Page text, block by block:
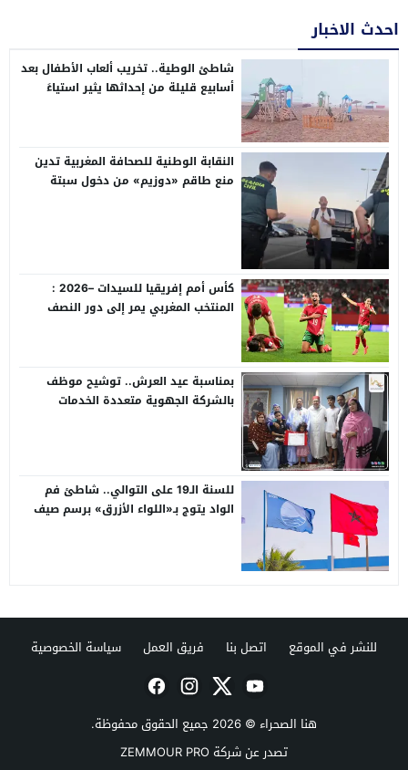
احدث الاخبار
شاطئ الوطية.. تخريب ألعاب الأطفال بعد
أسابيع قليلة من إحداثها يثير استياءً
النقابة الوطنية للصحافة المغربية تدين
منع طاقم «دوزيم» من دخول سبتة
كأس أمم إفريقيا للسيدات –2026 :
المنتخب المغربي يمر إلى دور النصف
بمناسبة عيد العرش.. توشيح موظف
بالشركة الجهوية متعددة الخدمات
للسنة الـ19 على التوالي.. شاطئ فم
الواد يتوج بـ«اللواء الأزرق» برسم صيف
للنشر في الموقع اتصل بنا فريق العمل سياسة الخصوصية
هنا الصحراء © 2026 جميع الحقوق محفوظة.
تصدر عن شركة ZEMMOUR PRO